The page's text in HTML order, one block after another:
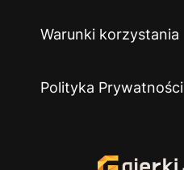
Warunki korzystania
Polityka Prywatności